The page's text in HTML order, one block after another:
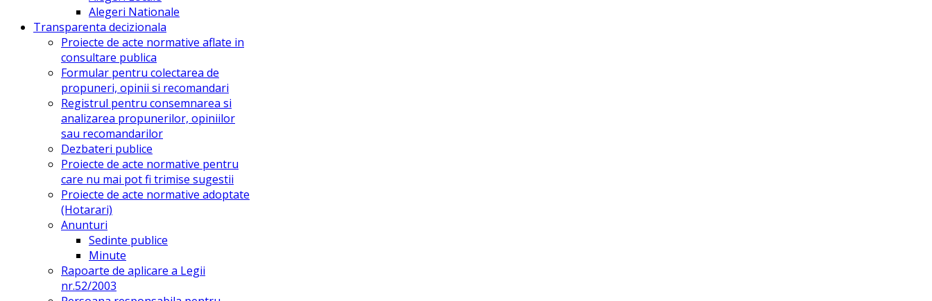
Alegeri Nationale
Transparenta decizionala
Proiecte de acte normative aflate in
consultare publica
Formular pentru colectarea de
propuneri, opinii si recomandari
Registrul pentru consemnarea si
analizarea propunerilor, opiniilor
sau recomandarilor
Dezbateri publice
Proiecte de acte normative pentru
care nu mai pot fi trimise sugestii
Proiecte de acte normative adoptate
(Hotarari)
Anunturi
Sedinte publice
Minute
Rapoarte de aplicare a Legii
nr.52/2003